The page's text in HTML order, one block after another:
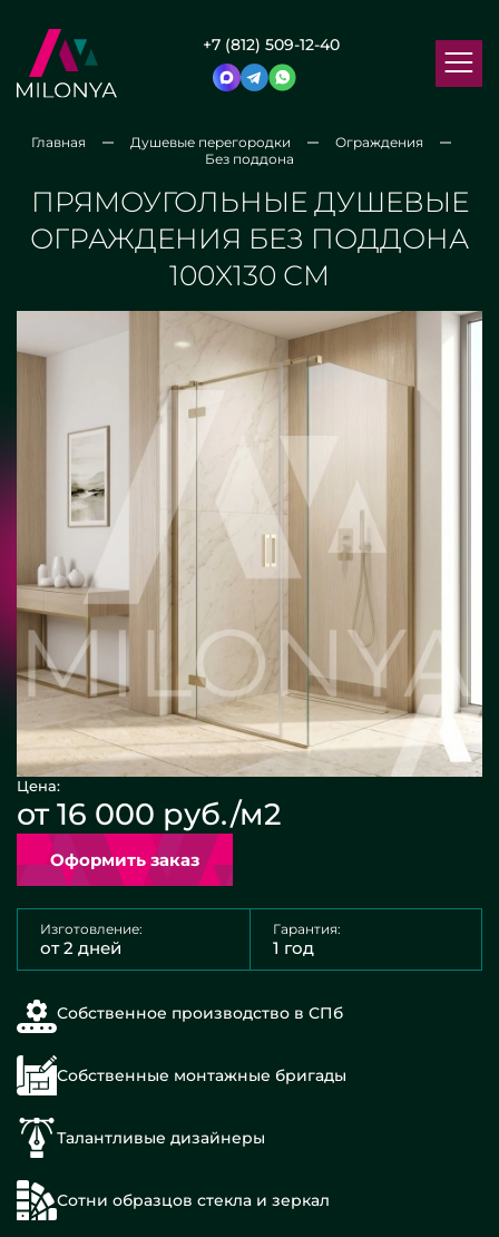
+7 (812) 509-12-40
Главная Душевые перегородки
Ограждения
Без поддона
ПРЯМОУГОЛЬНЫЕ ДУШЕВЫЕ
ОГРАЖДЕНИЯ БЕЗ ПОДДОНА
100X130 СМ
Цена:
от 16 000 руб./м2
Оформить заказ
Изготовление:
от 2 дней
Гарантия:
1 год
Собственное производство в СПб
Собственные монтажные бригады
Талантливые дизайнеры
Сотни образцов стекла и зеркал